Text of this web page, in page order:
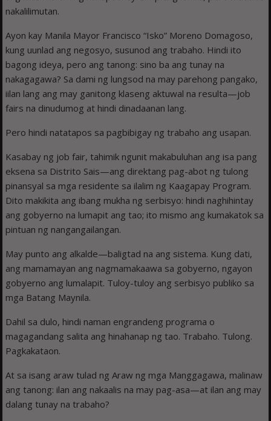
nakalilimutan.
Ayon kay Manila Mayor Francisco “Isko” Moreno Domagoso,
kung uunlad ang negosyo, susunod ang trabaho. Hindi ito
bagong ideya, pero ang tanong: sino ba ang tunay na
nakagagawa? Sa dami ng lungsod na may parehong pangako,
iilan lang ang may ganitong klaseng aktuwal na resulta—job
fairs na dinudumog at hindi dinadaanan lang.
Pero hindi natatapos sa pagbibigay ng trabaho ang usapan.
Kasabay ng job fair, tahimik ngunit makabuluhan ang isa pang
eksena sa Distrito Sais—ang direktang pag-abot ng tulong
pinansyal sa mga residente sa ilalim ng Kaagapay Program.
Dito makikita ang ibang mukha ng serbisyo: hindi naghihintay
ang gobyerno na lumapit ang tao; ito mismo ang kumakatok sa
pintuan ng nangangailangan.
May punto ang alkalde—baligtad na ang sistema. Kung dati,
ang mamamayan ang nagmamakaawa sa gobyerno, ngayon
gobyerno ang lumalapit. Tuloy-tuloy ang serbisyo publiko sa
mga Batang Maynila.
Dahil sa dulo, hindi naman engrandeng programa o
magagandang salita ang hinahanap ng tao. Trabaho. Tulong.
Pagkakataon.
At sa isang araw tulad ng Araw ng mga Manggagawa, malinaw
ang tanong: ilan ang nakaalis na may pag-asa—at ilan ang may
dalang tunay na trabaho?